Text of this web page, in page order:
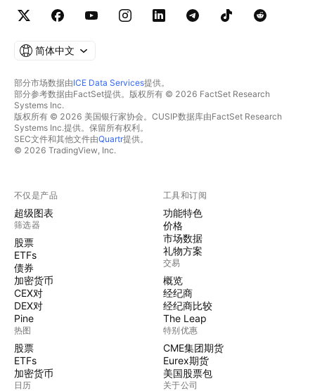
简体中文
部分市场数据由ICE Data Services提供。
部分参考数据由FactSet提供。版权所有 © 2026 FactSet Research
Systems Inc.
版权所有 © 2026 美国银行家协会。CUSIP数据库由FactSet Research
Systems Inc.提供。保留所有权利。
SEC文件和其他文件由Quartr提供。
© 2026 TradingView, Inc.
不仅是产品
超级图表
筛选器
股票
ETFs
债券
加密货币
CEX对
DEX对
Pine
热图
股票
ETFs
加密货币
日历
工具和订阅
功能特色
价格
市场数据
礼物方案
交易
概览
经纪商
经纪商比较
The Leap
特别优惠
CME集团期货
Eurex期货
美国股票包
关于公司